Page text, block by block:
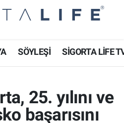
SÖYLEŞİ SİGORTA LİFE
25. yılını ve
başarısını